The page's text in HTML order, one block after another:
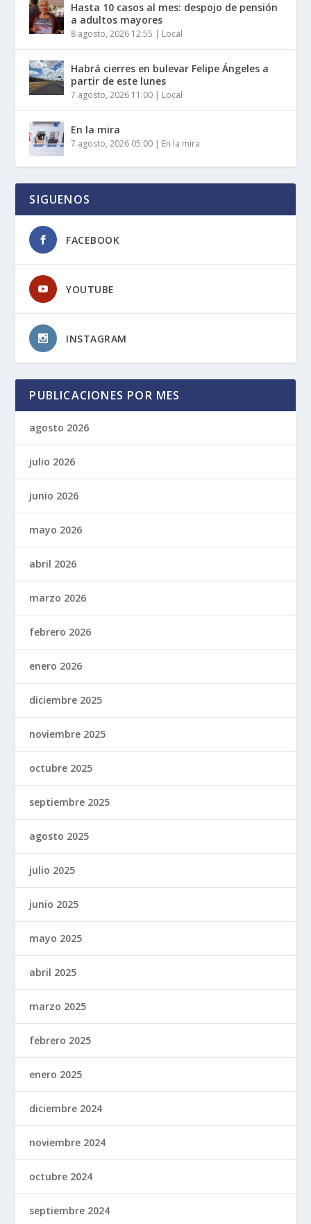
Hasta 10 casos al mes: despojo de pensión
a adultos mayores
8 agosto, 2026 12:55 | Local
Habrá cierres en bulevar Felipe Ángeles a
partir de este lunes
7 agosto, 2026 11:00 | Local
En la mira
7 agosto, 2026 05:00 | En la mira
SIGUENOS
FACEBOOK
YOUTUBE
INSTAGRAM
PUBLICACIONES POR MES
agosto 2026
julio 2026
junio 2026
mayo 2026
abril 2026
marzo 2026
febrero 2026
enero 2026
diciembre 2025
noviembre 2025
octubre 2025
septiembre 2025
agosto 2025
julio 2025
junio 2025
mayo 2025
abril 2025
marzo 2025
febrero 2025
enero 2025
diciembre 2024
noviembre 2024
octubre 2024
septiembre 2024